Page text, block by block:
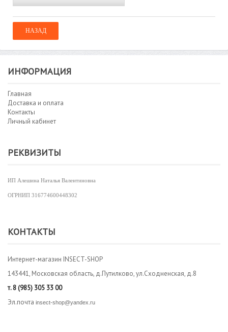
ИНФОРМАЦИЯ
Главная
Доставка и оплата
Контакты
Личный кабинет
РЕКВИЗИТЫ
ИП Алешина Наталья Валентиновна
ОГРНИП 316774600448302
КОНТАКТЫ
Интернет-магазин INSECT-SHOP
143441, Московская область, д.Путилково, ул.Сходненская, д.8
т.8 (985) 305 33 00
Эл.почта insect-shop@yandex.ru